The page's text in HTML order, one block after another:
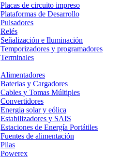
Placas de circuito impreso
Plataformas de Desarrollo
Pulsadores
Relés
Señalización e Iluminación
Temporizadores y programadores
Terminales
Alimentadores
Baterias y Cargadores
Cables y Tomas Múltiples
Convertidores
Energia solar y eólica
Estabilizadores y SAIS
Estaciones de Energía Portátiles
Fuentes de alimentación
Pilas
Powerex